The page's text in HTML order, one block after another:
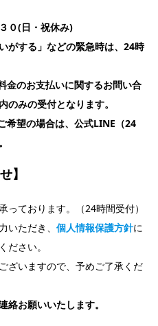
０(日・祝休み)
がする」などの緊急時は、24時
金のお支払いに関するお問い合
のみの受付となります。
希望の場合は、公式LINE（24
】
っております。（24時間受付）
いただき、 個人情報保護方針に
ださい。
ざいますので、予めご了承くだ
絡お願いいたします。